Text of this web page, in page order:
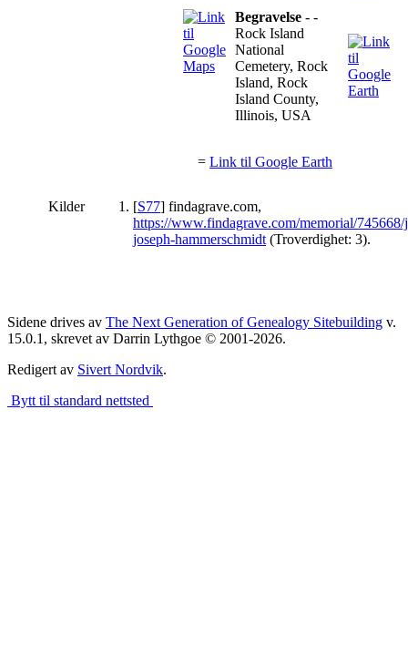
Begravelse - -
Rock Island
National
Cemetery, Rock
Island, Rock
Island County,
Illinois, USA
= Link til Google Earth
Kilder [S77] findagrave.com,
https://www.findagrave.com/memorial/745668/
joseph-hammerschmidt (Troverdighet: 3).
Sidene drives av The Next Generation of Genealogy Sitebuilding v.
15.0.1, skrevet av Darrin Lythgoe © 2001-2026.
Redigert av Sivert Nordvik.
Bytt til standard nettsted